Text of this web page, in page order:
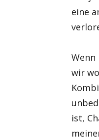
eine
Wenn
wir
ist,